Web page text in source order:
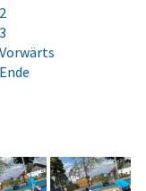
2
3
Vorwärts
Ende